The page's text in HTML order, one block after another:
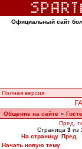
Официальный сайт
Полная версия
Общение на сайте »
Пред.
Страница 3 из
На страницу Пред.
Начать новую тему